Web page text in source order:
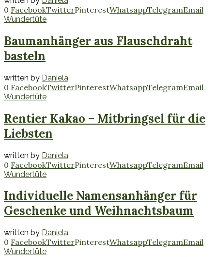
0 FacebookTwitterPinterestWhatsappTelegramEmail
Wundertüte
Baumanhänger aus Flauschdraht
basteln
written by Daniela
0 FacebookTwitterPinterestWhatsappTelegramEmail
Wundertüte
Rentier Kakao – Mitbringsel für die
Liebsten
written by Daniela
0 FacebookTwitterPinterestWhatsappTelegramEmail
Wundertüte
Individuelle Namensanhänger für
Geschenke und Weihnachtsbaum
written by Daniela
0 FacebookTwitterPinterestWhatsappTelegramEmail
Wundertüte